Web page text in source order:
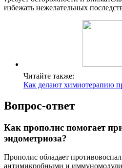
избежать нежелательных
Читайте также:
Как делают химиотерапию
Вопрос-ответ
Как прополис помогает
эндометриоза?
Прополис обладает
антимикробными и